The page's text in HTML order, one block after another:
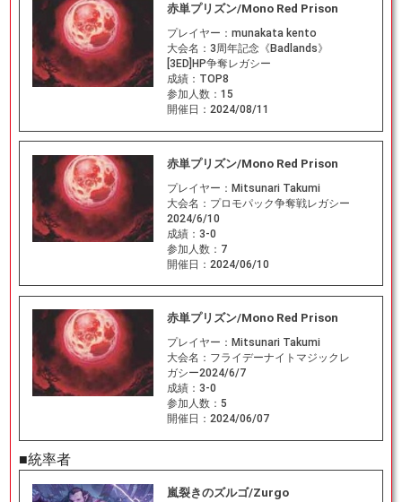
赤単プリズン/Mono Red Prison
プレイヤー： munakata kento
大会名： 3周年記念《Badlands》
[3ED]HP争奪レガシー
成績： TOP8
参加人数： 15
開催日： 2024/08/11
赤単プリズン/Mono Red Prison
プレイヤー： Mitsunari Takumi
大会名： プロモパック争奪戦レガシー
2024/6/10
成績： 3-0
参加人数： 7
開催日： 2024/06/10
赤単プリズン/Mono Red Prison
プレイヤー： Mitsunari Takumi
大会名： フライデーナイトマジックレ
ガシー2024/6/7
成績： 3-0
参加人数： 5
開催日： 2024/06/07
■統率者
嵐裂きのズルゴ/Zurgo